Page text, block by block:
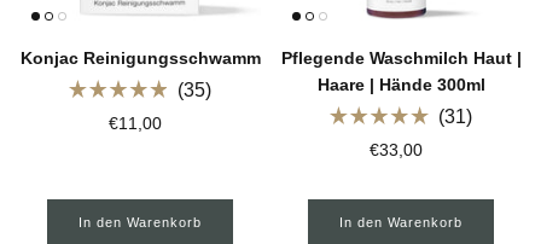
Konjac Reinigungsschwamm
bewertet
35
€11,00
In den Warenkorb
Pflegende Waschmilch Haut |
Haare | Hände 300ml
Sternen
bewertet
31
€33,00
In den Warenkorb